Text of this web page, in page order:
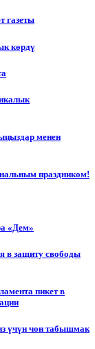
газеты
көрдү
менен
праздником!
«Дем»
в защиту свободы
пикет в
үчүн чон табышмак